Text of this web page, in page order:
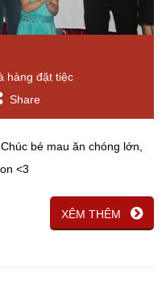
hàng đặt tiệc
Share
bé mau ăn chóng lớn,
<3
XÊM THÊM